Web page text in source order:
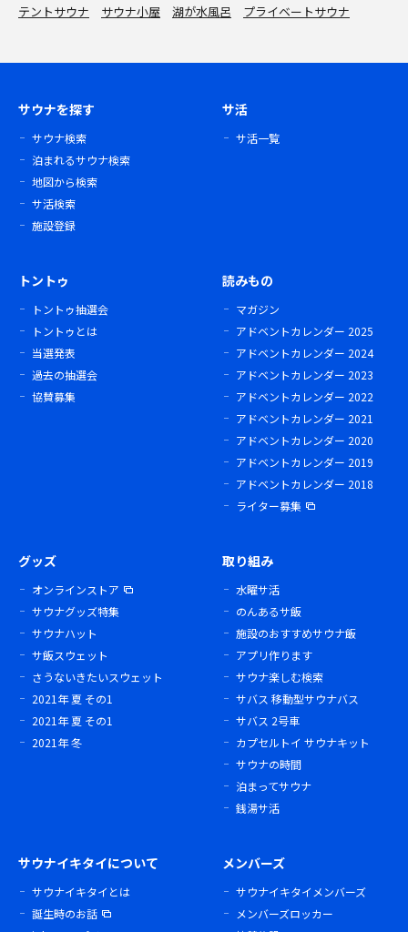
テントサウナ
サウナ小屋 湖が水風呂 プライベートサウナ
サウナを探す
サウナ検索
泊まれるサウナ検索
地図から検索
サ活検索
施設登録
サ活
サ活一覧
トントゥ
トントゥ抽選会
トントゥとは
当選発表
過去の抽選会
協賛募集
読みもの
マガジン
アドベントカレンダー 2025
アドベントカレンダー 2024
アドベントカレンダー 2023
アドベントカレンダー 2022
アドベントカレンダー 2021
アドベントカレンダー 2020
アドベントカレンダー 2019
アドベントカレンダー 2018
ライター募集
グッズ
オンラインストア
サウナグッズ特集
サウナハット
サ飯スウェット
さうないきたいスウェット
2021年 夏 その1
2021年 夏 その1
2021年 冬
取り組み
水曜サ活
のんあるサ飯
施設のおすすめサウナ飯
アプリ作ります
サウナ楽しむ検索
サバス 移動型サウナバス
サバス 2号車
カプセルトイ サウナキット
サウナの時間
泊まってサウナ
銭湯サ活
サウナイキタイについて
サウナイキタイとは
誕生時のお話
メンバーズ
サウナイキタイメンバーズ
メンバーズロッカー